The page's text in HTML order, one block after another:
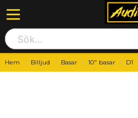
Hem Billjud Basar 10" basar D1